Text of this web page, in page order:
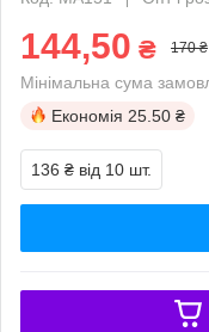
144,50 ₴ 170 ₴
Мінімальна сума
Економія 25.50 ₴
136 ₴ від 10 шт.